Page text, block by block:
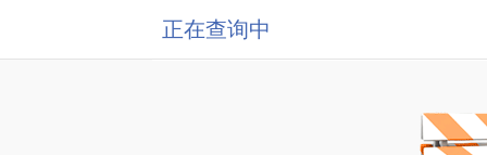
正在查询中